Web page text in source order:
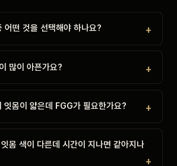
떤 것을 선택해야 하나요?
많이 아픈가요?
잇몸이 얇은데 FGG가 필요한가요?
몸 색이 다른데 시간이 지나면 같아지나